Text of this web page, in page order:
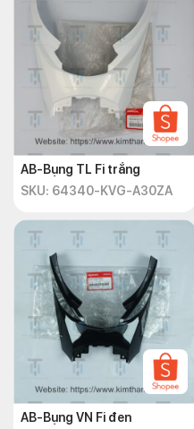
AB-Bụng TL Fi trắng
SKU: 64340-KVG-A30ZA
AB-Bụng VN Fi đen